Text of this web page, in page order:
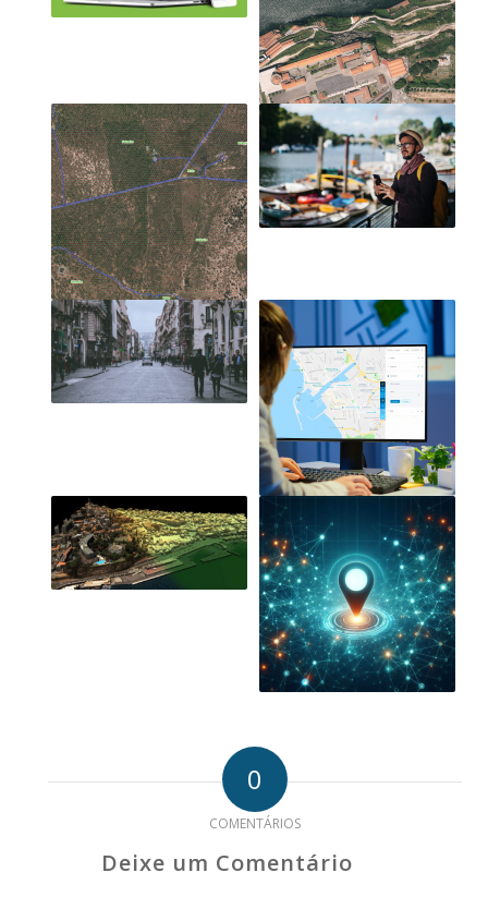
0
COMENTÁRIOS
Deixe um Comentário